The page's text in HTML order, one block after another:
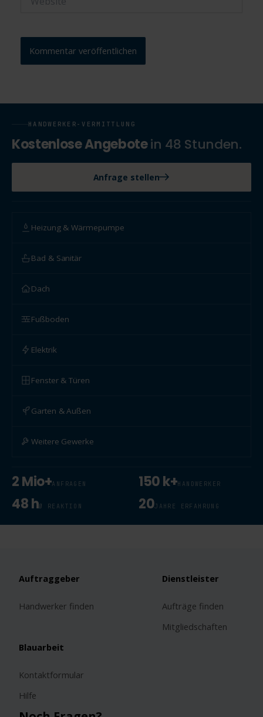
HANDWERKER-VERMITTLUNG
Kostenlose Angebotein 48 Stunden.
Anfrage stellen
Heizung & Wärmepumpe
Bad & Sanitär
Dach
Fußboden
Elektrik
Fenster & Türen
Garten & Außen
Weitere Gewerke
2 Mio+ANFRAGEN 150 k+HANDWERKER
48 hØ REAKTION 20JAHRE ERFAHRUNG
Auftraggeber
Handwerker finden
Dienstleister
Aufträge finden
Mitgliedschaften
Blauarbeit
Kontaktformular
Hilfe